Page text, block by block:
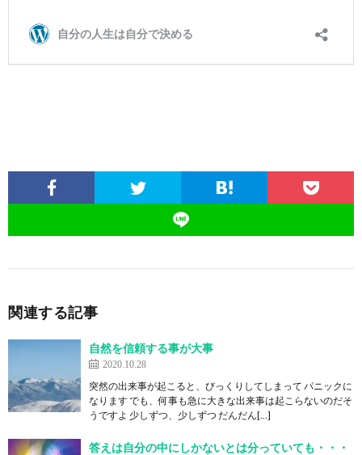
関連する記事
自然を信頼する事が大事
2020.10.28
突然の出来事が起こると、びっくりしてしまって パニックに
なります でも、何事も急に大きな出来事は起こらないのだそ
うですよ 少しずつ、少しずつ だんだん[…]
答えは自分の中にしかないとは分っていても・・・